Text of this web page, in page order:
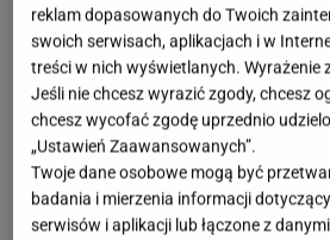
boku alpinistyKacpra Tekielego.
się we wrześniu 2020 roku. Rok
przyszedł ich syn Hugo. Ich
przerwał tragicznywypadek.
Kowalczyk-Tekieli zginął
Jungfrau. "Realizował ambitny
wszystkich 82
reklam dopasowanych do Twoich
swoich serwisach, aplikacjach i w
treści w nich wyświetlanych. Wyrażenie
Jeśli nie chcesz wyrazić zgody, chcesz
chcesz wycofać zgodę uprzednio
„Ustawień Zaawansowanych”.
Twoje dane osobowe mogą być
badania i mierzenia informacji
serwisów i aplikacji lub łączone z